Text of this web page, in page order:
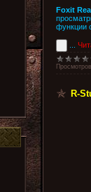
Foxit
функции
R-